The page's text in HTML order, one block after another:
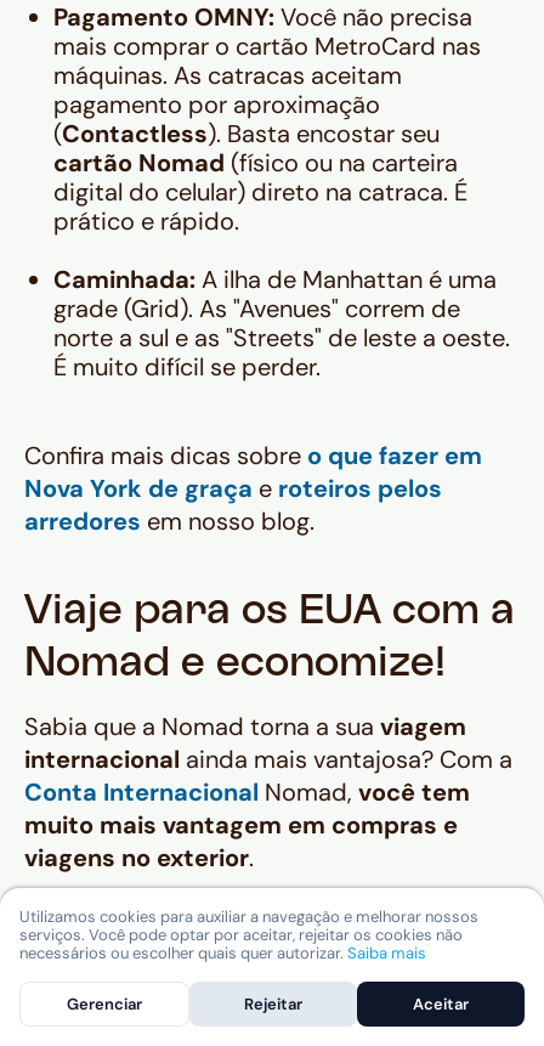
Pagamento OMNY:Você não precisa
mais comprar o cartão MetroCard nas
máquinas. As catracas aceitam
pagamento por aproximação
(Contactless). Basta encostar seu
cartão Nomad (físico ou na carteira
digital do celular) direto na catraca. É
prático e rápido.
Caminhada:A ilha de Manhattan é uma
grade (Grid). As "Avenues" correm de
norte a sul e as "Streets" de leste a oeste.
É muito difícil se perder.
Confira mais dicas sobre o que fazer em
Nova York de graça e roteiros pelos
arredores em nosso blog.
Viaje para os EUA com a
Nomad e economize!
Sabia que a Nomad torna a sua viagem
internacional ainda mais vantajosa? Com a
Conta Internacional Nomad, você tem
muito mais vantagem em compras e
viagens no exterior.
Na Nomad,você compra dólar com a
cotação comercial, mais barato que em
bancos tradicionais e casas de câmbio.
E com ocartão de débito internacional,
Utilizamos cookies para auxiliar a navegação e melhorar nossos
serviços. Você pode optar por aceitar, rejeitar os cookies não
necessários ou escolher quais quer autorizar. Saiba mais
Gerenciar Rejeitar Aceitar